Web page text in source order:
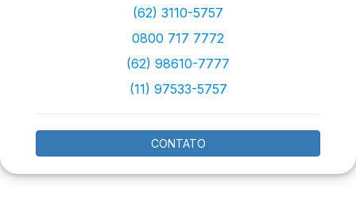
(62) 3110-5757
0800 717 7772
(62) 98610-7777
(11) 97533-5757
CONTATO